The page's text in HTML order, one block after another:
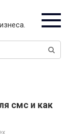
смс и как